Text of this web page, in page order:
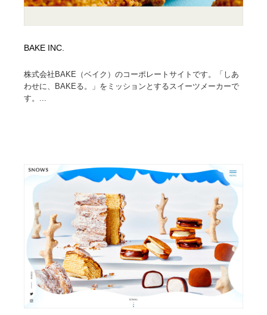
BAKE INC.
株式会社BAKE（ベイク）のコーポレートサイトです。「しあ
わせに、BAKEる。」をミッションとするスイーツメーカーで
す。...